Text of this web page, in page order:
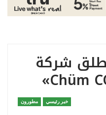
شركة
خبر رئيسي مطورون